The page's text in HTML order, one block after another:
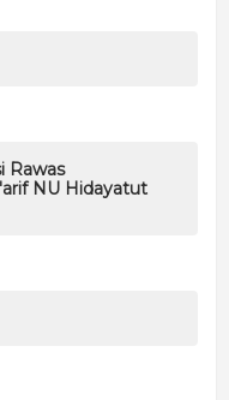
Rawas
NU Hidayatut